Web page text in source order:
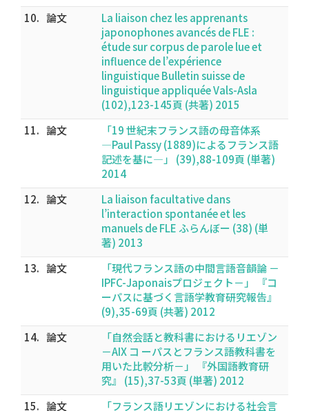
10. 論文
La liaison chez les apprenants
japonophones avancés de FLE :
étude sur corpus de parole lue et
influence de l’expérience
linguistique Bulletin suisse de
linguistique appliquée Vals-Asla
(102),123-145頁 (共著) 2015
11. 論文
「19 世紀末フランス語の母音体系
―Paul Passy (1889)によるフランス語
記述を基に―」 (39),88-109頁 (単著)
2014
12. 論文
La liaison facultative dans
l’interaction spontanée et les
manuels de FLE ふらんぼー (38) (単
著) 2013
13. 論文
「現代フランス語の中間言語音韻論 －
IPFC-Japonaisプロジェクト－」 『コ
ーパスに基づく言語学教育研究報告』
(9),35-69頁 (共著) 2012
14. 論文
「自然会話と教科書におけるリエゾン
－AIX コ ーパスとフランス語教科書を
用いた比較分析－」 『外国語教育研
究』 (15),37-53頁 (単著) 2012
15. 論文 「フランス語リエゾンにおける社会言